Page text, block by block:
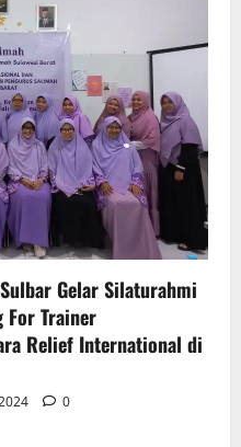
Gelar Silaturahmi
For Trainer
Relief International di
0